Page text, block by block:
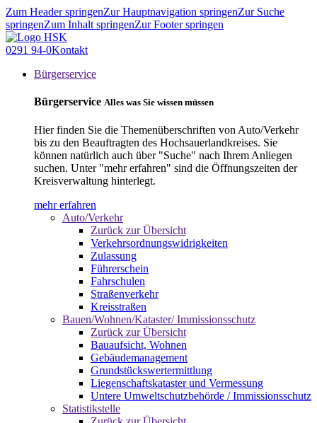
Zum Header springenZur Hauptnavigation springenZur Suche
springenZum Inhalt springenZur Footer springen
0291 94-0Kontakt
Bürgerservice
Bürgerservice Alles was Sie wissen müssen
Hier finden Sie die Themenüberschriften von Auto/Verkehr
bis zu den Beauftragten des Hochsauerlandkreises. Sie
können natürlich auch über "Suche" nach Ihrem Anliegen
suchen. Unter "mehr erfahren" sind die Öffnungszeiten der
Kreisverwaltung hinterlegt.
mehr erfahren
Auto/Verkehr
Zurück zur Übersicht
Verkehrsordnungswidrigkeiten
Zulassung
Führerschein
Fahrschulen
Straßenverkehr
Kreisstraßen
Bauen/Wohnen/Kataster/ Immissionsschutz
Zurück zur Übersicht
Bauaufsicht, Wohnen
Gebäudemanagement
Grundstückswertermittlung
Liegenschaftskataster und Vermessung
Untere Umweltschutzbehörde / Immissionsschutz
Statistikstelle